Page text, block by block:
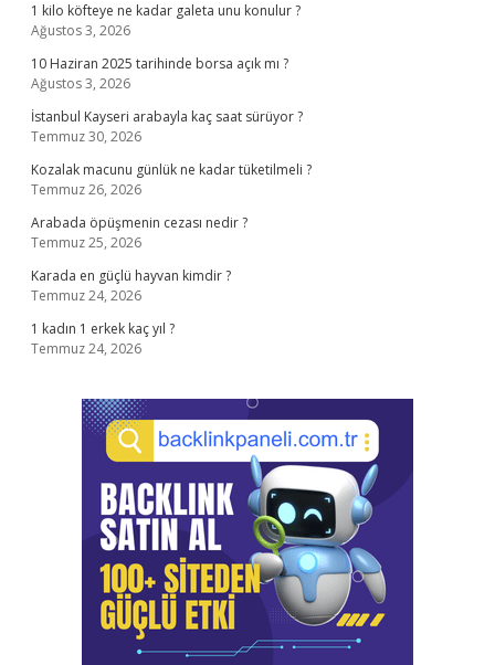
1 kilo köfteye ne kadar galeta unu konulur ?
Ağustos 3, 2026
10 Haziran 2025 tarihinde borsa açık mı ?
Ağustos 3, 2026
İstanbul Kayseri arabayla kaç saat sürüyor ?
Temmuz 30, 2026
Kozalak macunu günlük ne kadar tüketilmeli ?
Temmuz 26, 2026
Arabada öpüşmenin cezası nedir ?
Temmuz 25, 2026
Karada en güçlü hayvan kimdir ?
Temmuz 24, 2026
1 kadın 1 erkek kaç yıl ?
Temmuz 24, 2026